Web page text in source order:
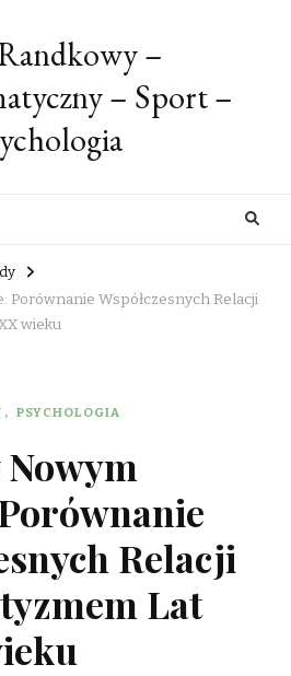
–
– Sport –
Porównanie Współczesnych Relacji
wieku
PSYCHOLOGIA
Nowym
Relacji
Lat